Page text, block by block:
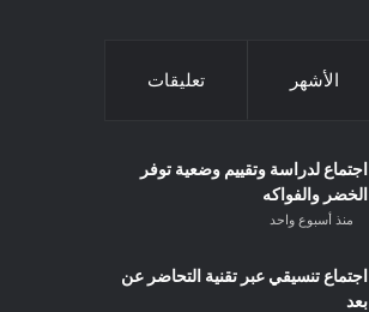
الأشهر تعليقات
اجتماع لدراسة وتقييم وضعية توفر
الخضر والفواكه
منذ أسبوع واحد
اجتماع تنسيقي عبر تقنية التحاضر عن
بعد